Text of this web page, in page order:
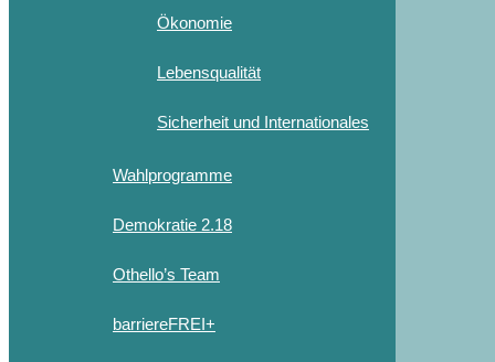
Ökonomie
Lebensqualität
Sicherheit und Internationales
Wahlprogramme
Demokratie 2.18
Othello’s Team
barriereFREI+